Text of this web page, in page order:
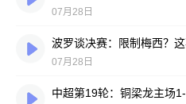
07月28日
07月28日